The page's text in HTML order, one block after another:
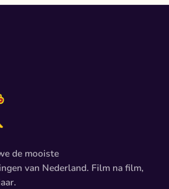
de mooiste
van Nederland. Film na film,